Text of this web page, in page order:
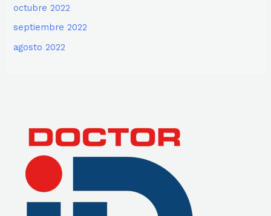
octubre 2022
septiembre 2022
agosto 2022